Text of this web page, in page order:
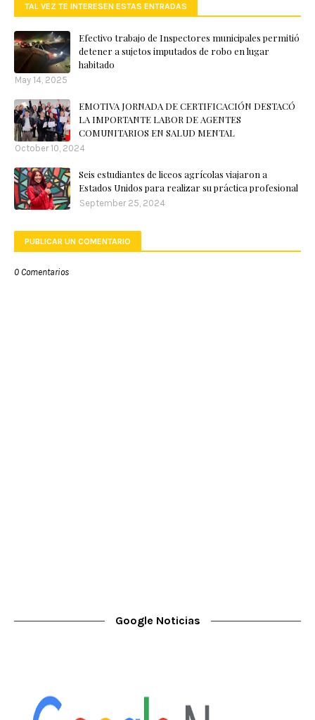
TAL VEZ TE INTERESEN ESTAS ENTRADAS
Efectivo trabajo de Inspectores municipales permitió
detener a sujetos imputados de robo en lugar
habitado
May 14, 2025
EMOTIVA JORNADA DE CERTIFICACIÓN DESTACÓ
LA IMPORTANTE LABOR DE AGENTES
COMUNITARIOS EN SALUD MENTAL
October 10, 2024
Seis estudiantes de liceos agrícolas viajaron a
Estados Unidos para realizar su práctica profesional
September 25, 2024
PUBLICAR UN COMENTARIO
0 Comentarios
Google Noticias